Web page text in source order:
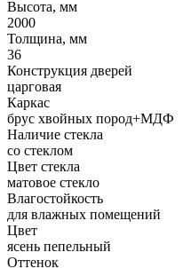
Высота, мм
2000
Толщина, мм
36
Конструкция дверей
царговая
Каркас
брус хвойных пород+МДФ
Наличие стекла
со стеклом
Цвет стекла
матовое стекло
Влагостойкость
для влажных помещений
Цвет
ясень пепельный
Оттенок